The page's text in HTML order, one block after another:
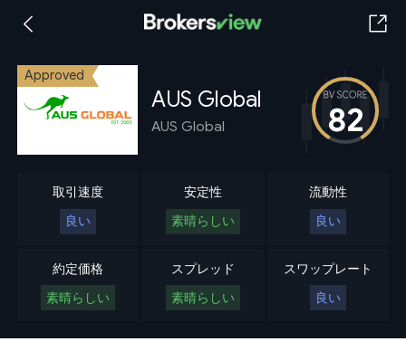
Approved
AUS Global
AUS Global 82
取引速度
良い
安定性
素晴らしい
流動性
良い
約定価格
素晴らしい
スプレッド
素晴らしい
スワップレート
良い